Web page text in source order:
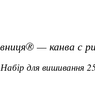
— канва с
набір для вишивання